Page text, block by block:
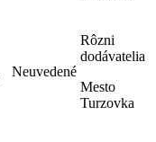
Neuvedené
Rôzni
dodávatelia
Mesto
Turzovka